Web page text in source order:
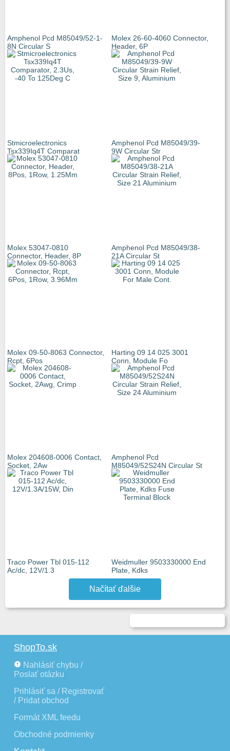
Amphenol Pcd M85049/52-1-
8N Circular S
Molex 26-60-4060 Connector,
Header, 6P
Stmicroelectronics
Tsx339Iq4T Comparat
Amphenol Pcd M85049/39-
9W Circular Str
Molex 53047-0810
Connector, Header, 8P
Amphenol Pcd M85049/38-
21A Circular St
Molex 09-50-8063 Connector,
Rcpt, 6Pos
Harting 09 14 025 3001
Conn, Module Fo
Molex 204608-0006 Contact,
Socket, 2Aw
Amphenol Pcd
M85049/52S24N Circular St
Traco Power Tbl 015-112
Ac/dc, 12V/1.3
Weidmuller 9503330000 End
Plate, Kdks
Načítať ďalšie
ShopTo.sk
Nahlásiť chybu /
Poslať otázku
Prihlásiť sa / Registrovať
/ Pridat obchod
Formát XML feedu
Obchodné podmienky